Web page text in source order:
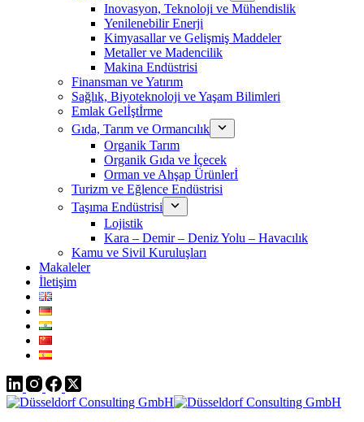
Inovasyon, Teknoloji ve Mühendislik
Yenilenebilir Enerji
Kimyasallar ve Gelişmiş Maddeler
Metaller ve Madencilik
Makina Endüstrisi
Finansman ve Yatırım
Sağlık, Biyoteknoloji ve Yaşam Bilimleri
Emlak Gelİştİrme
Gıda, Tarım ve Ormancılık
Organik Tarım
Organik Gıda ve İçecek
Orman ve Ahşap Ürünlerİ
Turizm ve Eğlence Endüstrisi
Taşıma Endüstrisi
Lojistik
Kara – Demir – Deniz Yolu – Havacılık
Kamu ve Sivil Kuruluşları
Makaleler
İletişim